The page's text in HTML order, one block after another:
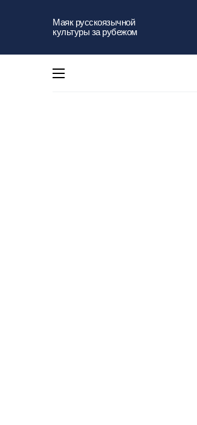
Маяк русскоязычной
культуры за рубежом